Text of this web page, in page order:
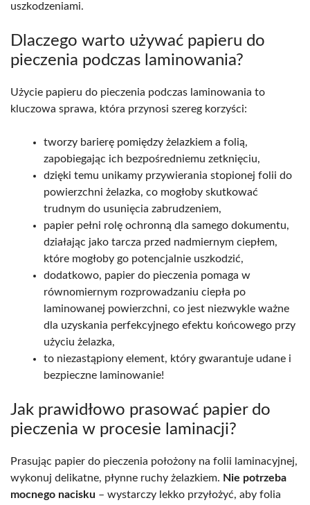
uszkodzeniami.
Dlaczego warto używać papieru do
pieczenia podczas laminowania?
Użycie papieru do pieczenia podczas laminowania to
kluczowa sprawa, która przynosi szereg korzyści:
tworzy barierę pomiędzy żelazkiem a folią,
zapobiegając ich bezpośredniemu zetknięciu,
dzięki temu unikamy przywierania stopionej folii do
powierzchni żelazka, co mogłoby skutkować
trudnym do usunięcia zabrudzeniem,
papier pełni rolę ochronną dla samego dokumentu,
działając jako tarcza przed nadmiernym ciepłem,
które mogłoby go potencjalnie uszkodzić,
dodatkowo, papier do pieczenia pomaga w
równomiernym rozprowadzaniu ciepła po
laminowanej powierzchni, co jest niezwykle ważne
dla uzyskania perfekcyjnego efektu końcowego przy
użyciu żelazka,
to niezastąpiony element, który gwarantuje udane i
bezpieczne laminowanie!
Jak prawidłowo prasować papier do
pieczenia w procesie laminacji?
Prasując papier do pieczenia położony na folii laminacyjnej,
wykonuj delikatne, płynne ruchy żelazkiem. Nie potrzeba
mocnego nacisku – wystarczy lekko przyłożyć, aby folia